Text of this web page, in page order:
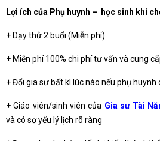
Lợi ích của Phụ huynh – học sinh khi
+ Dạy thử 2 buổi (Miễn phí)
+ Miễn phí 100% chi phí tư vấn và cung
+ Đổi gia sư bất kì lúc nào nếu phụ
+ Giáo viên/sinh viên của Gia sư Tài
và có sơ yếu lý lịch rõ ràng